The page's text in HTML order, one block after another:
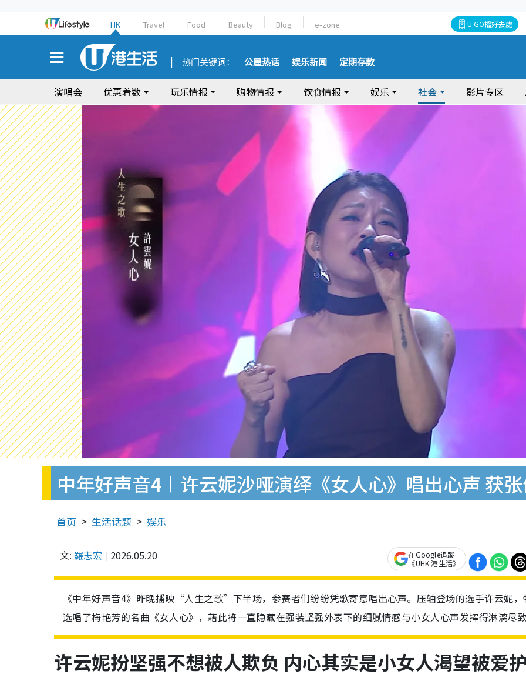
HK Travel Food Beauty Blog e-zone U GO搵好去處
热门关键词： 公屋热话 娱乐新闻 定期存款
演唱会 优惠着数 玩乐情报 购物情报 饮食情报 娱乐 社会 影片专区
中年好声音4︱许云妮沙哑演绎《女人心》唱出心声 获
首页 生活话题 娱乐
文: 羅志宏 2026.05.20
在Google追蹤
《UHK 港生活》
《中年好声音4》昨晚播映“人生之歌”下半场，参赛者们纷纷凭歌寄意唱出心声。压轴登场的选手许云妮，
选唱了梅艳芳的名曲《女人心》，藉此将一直隐藏在强装坚强外表下的细腻情感与小女人心声发挥得淋漓尽致
许云妮扮坚强不想被人欺负 内心其实是小女人渴望被爱护